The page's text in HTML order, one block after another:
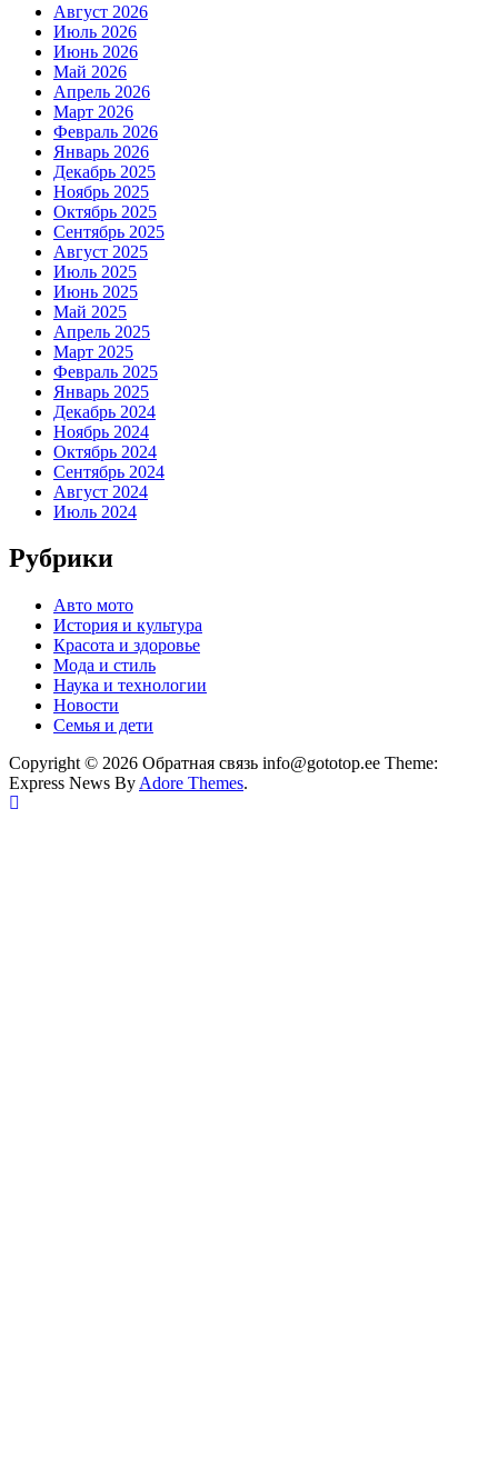
Август 2026
Июль 2026
Июнь 2026
Май 2026
Апрель 2026
Март 2026
Февраль 2026
Январь 2026
Декабрь 2025
Ноябрь 2025
Октябрь 2025
Сентябрь 2025
Август 2025
Июль 2025
Июнь 2025
Май 2025
Апрель 2025
Март 2025
Февраль 2025
Январь 2025
Декабрь 2024
Ноябрь 2024
Октябрь 2024
Сентябрь 2024
Август 2024
Июль 2024
Рубрики
Авто мото
История и культура
Красота и здоровье
Мода и стиль
Наука и технологии
Новости
Семья и дети
Copyright © 2026 Обратная связь info@gototop.ee Theme:
Express News By Adore Themes.